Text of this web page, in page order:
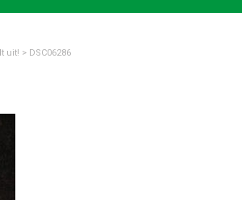
uit! > DSC06286